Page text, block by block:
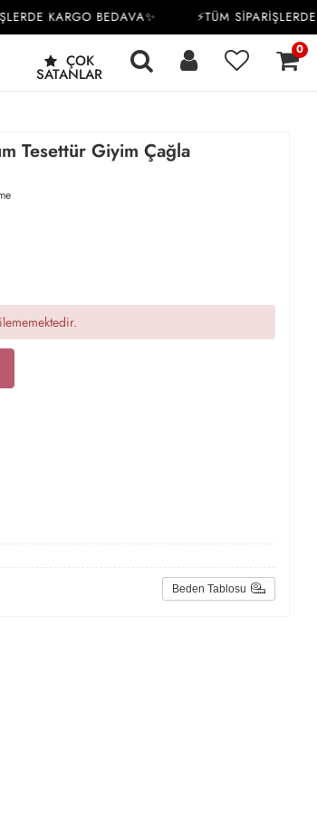
KARGO BEDAVA✨ ⚡TÜM SİPARİŞLERDE
ÇOK
SATANLAR
0
Tesettür Giyim Çağla
Beden Tablosu